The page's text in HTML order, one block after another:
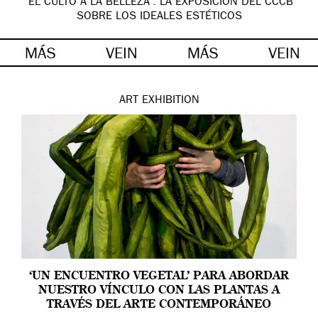
‘EL CULTO A LA BELLEZA’: LA EXPOSICIÓN DEL CCCB
SOBRE LOS IDEALES ESTÉTICOS
MÁS VEIN MÁS VEIN
ART EXHIBITION
‘UN ENCUENTRO VEGETAL’ PARA ABORDAR
NUESTRO VÍNCULO CON LAS PLANTAS A
TRAVÉS DEL ARTE CONTEMPORÁNEO